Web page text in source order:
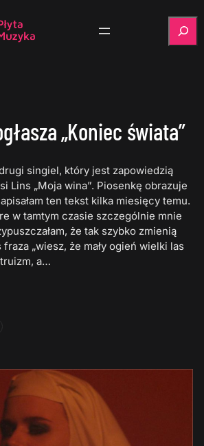
„Koniec świata”
singiel, który jest zapowiedzią
Lins „Moja wina”. Piosenkę obrazuje
ten tekst kilka miesięcy temu.
w tamtym czasie szczególnie mnie
że tak szybko zmienią
„wiesz, że mały ogień wielki las
a…